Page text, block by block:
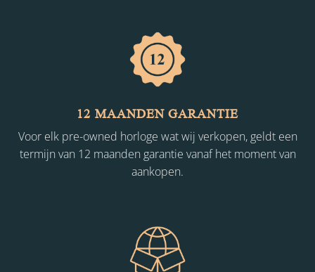
12 MAANDEN GARANTIE
Voor elk pre-owned horloge wat wij verkopen, geldt een
termijn van 12 maanden garantie vanaf het moment van
aankopen.